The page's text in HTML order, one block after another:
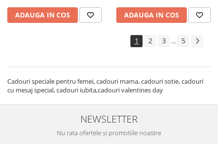
ADAUGA IN COS ADAUGA IN COS
1 2 3 ... 5
Cadouri speciale pentru femei, cadouri mama, cadouri sotie, cadouri
cu mesaj special, cadouri iubita,cadouri valentines day
NEWSLETTER
Nu rata ofertele si promotiile noastre